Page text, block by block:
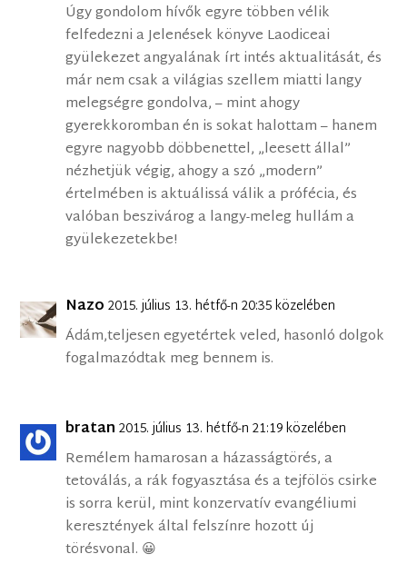
Úgy gondolom hívők egyre többen vélik
felfedezni a Jelenések könyve Laodiceai
gyülekezet angyalának írt intés aktualitását, és
már nem csak a világias szellem miatti langy
melegségre gondolva, – mint ahogy
gyerekkoromban én is sokat halottam – hanem
egyre nagyobb döbbenettel, „leesett állal”
nézhetjük végig, ahogy a szó „modern”
értelmében is aktuálissá válik a prófécia, és
valóban beszivárog a langy-meleg hullám a
gyülekezetekbe!
Nazo 2015. július 13. hétfő-n 20:35 közelében
Ádám,teljesen egyetértek veled, hasonló dolgok
fogalmazódtak meg bennem is.
bratan 2015. július 13. hétfő-n 21:19 közelében
Remélem hamarosan a házasságtörés, a
tetoválás, a rák fogyasztása és a tejfölös csirke
is sorra kerül, mint konzervatív evangéliumi
keresztények által felszínre hozott új
törésvonal. 😀